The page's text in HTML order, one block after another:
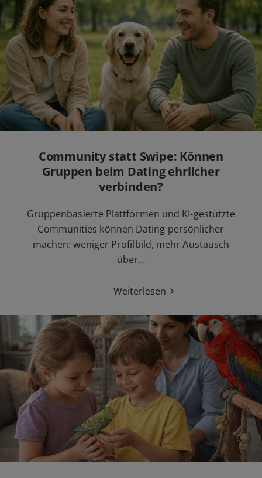
Community statt Swipe: Können
Gruppen beim Dating ehrlicher
verbinden?
Gruppenbasierte Plattformen und KI-gestützte
Communities können Dating persönlicher
machen: weniger Profilbild, mehr Austausch
über…
Weiterlesen